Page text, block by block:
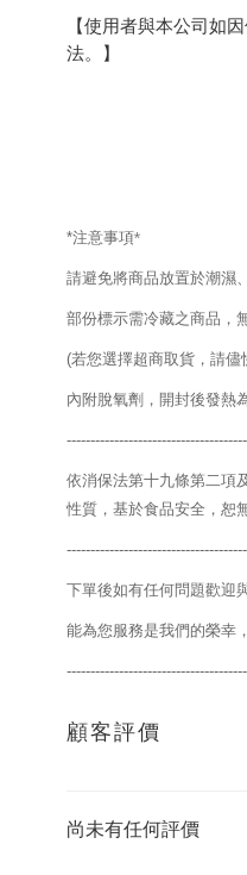
【使用者與本公司如
法。】
*注意事項*
請避免將商品放置於潮濕
部份標示需冷藏之商品，
(若您選擇超商取貨，請儘
內附脫氧劑，開封後發熱
依消保法第十九條第二項
性質，基於食品安全，恕
下單後如有任何問題歡迎
能為您服務是我們的榮幸
顧客評價
尚未有任何評價